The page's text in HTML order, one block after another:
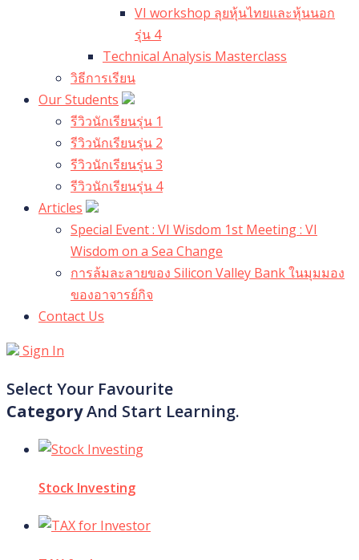
VI workshop ลุยหุ้นไทยและหุ้นนอก
รุ่น 4
Technical Analysis Masterclass
วิธีการเรียน
Our Students
รีวิวนักเรียนรุ่น 1
รีวิวนักเรียนรุ่น 2
รีวิวนักเรียนรุ่น 3
รีวิวนักเรียนรุ่น 4
Articles
Special Event : VI Wisdom 1st Meeting : VI
Wisdom on a Sea Change
การล้มละลายของ Silicon Valley Bank ในมุมมอง
ของอาจารย์กิจ
Contact Us
Sign In
Select Your Favourite
CategoryAnd Start Learning.
Stock Investing